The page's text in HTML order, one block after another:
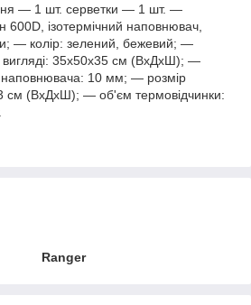
— 1 шт. серветки — 1 шт. —
600D, ізотермічний наповнювач,
— колір: зелений, бежевий; —
вигляді: 35х50х35 см (ВхДхШ); —
наповнювача: 10 мм; — розмір
см (ВхДхШ); — об'єм термовідчинки:
Ranger